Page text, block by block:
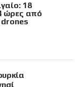
18
ώρες από